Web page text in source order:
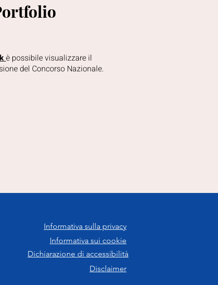
è possibile visualizzare il
del Concorso Nazionale.
Informativa sulla privacy
Informativa sui cookie
Dichiarazione di accessibilità
Disclaimer